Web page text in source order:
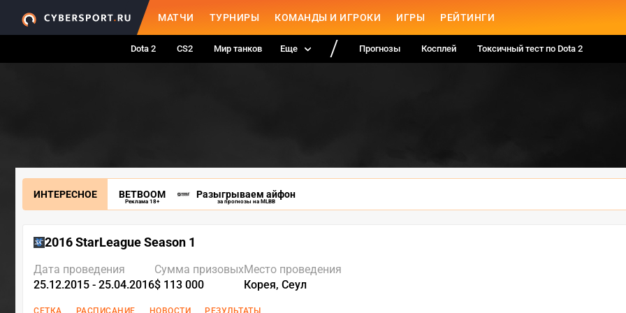
МАТЧИ ТУРНИРЫ КОМАНДЫ И ИГРОКИ ИГРЫ РЕЙТИНГИ
Dota 2 CS2 Мир танков Еще Прогнозы Косплей Токсичный тест по Dota 2
ИНТЕРЕСНОЕ BETBOOM
Реклама 18+
Разыгрываем айфон
за прогнозы на MLBB
2016 StarLeague Season 1
Дата проведения
25.12.2015 - 25.04.2016
Сумма призовых
$ 113 000
Место проведения
Корея, Сеул
СЕТКА РАСПИСАНИЕ НОВОСТИ РЕЗУЛЬТАТЫ